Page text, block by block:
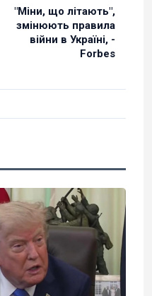
"Міни, що літають",
змінюють правила
війни в Україні, -
Forbes